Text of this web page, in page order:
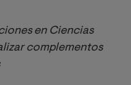
en Ciencias
complementos